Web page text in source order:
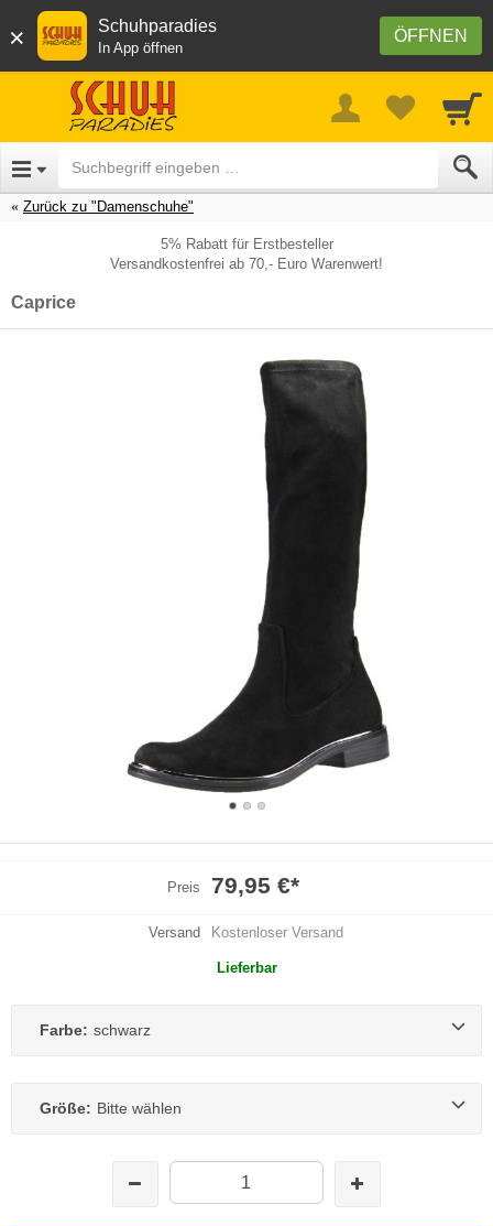
× ÖFFNEN
Schuhparadies
In App öffnen
Zurück zu "Damenschuhe"
5% Rabatt für Erstbesteller
Versandkostenfrei ab 70,- Euro Warenwert!
Caprice
Preis 79,95 €*
Versand Kostenloser Versand
Lieferbar
Farbe: schwarz
Größe: Bitte wählen